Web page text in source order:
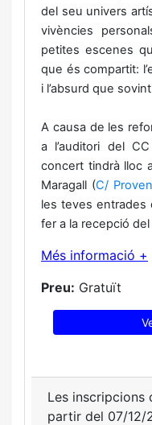
del seu univers
vivències
petites escenes
que és compartit:
i l’absurd que
A causa de les
a l’auditori del
concert tindrà lloc
Maragall (C/
les teves entrades
fer a la recepció
Més informació +
Preu: Gratuït
Les inscripcions
partir del 07/12/